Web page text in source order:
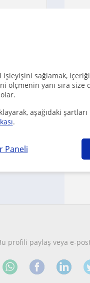
sağlamak,
ölçmenin yanı sıra
aşağıdaki
.
Paneli
politikamızı
profili paylaş veya e-